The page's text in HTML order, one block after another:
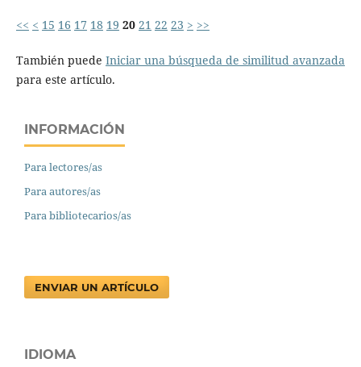
<< < 15 16 17 18 19 20 21 22 23 > >>
También puede Iniciar una búsqueda de similitud avanzada
para este artículo.
INFORMACIÓN
Para lectores/as
Para autores/as
Para bibliotecarios/as
ENVIAR UN ARTÍCULO
IDIOMA